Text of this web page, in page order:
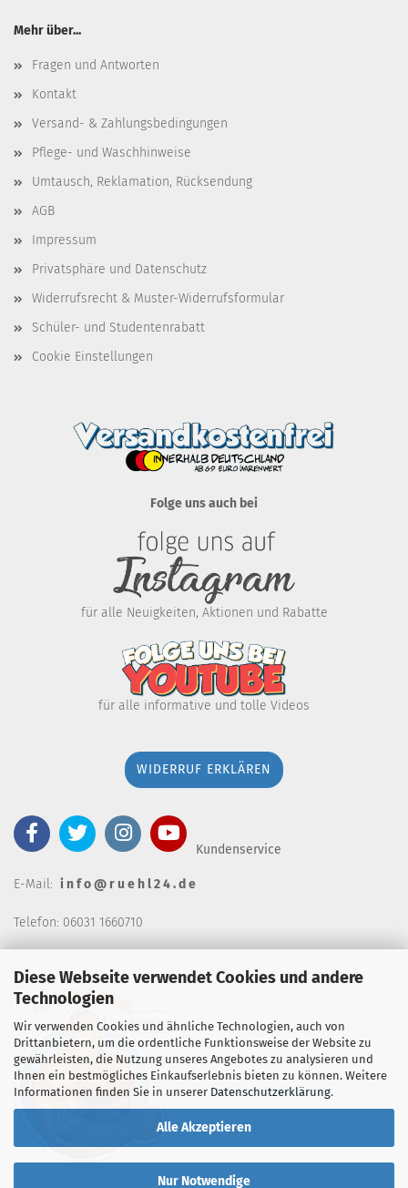
Diese Webseite verwendet Cookies und andere
Technologien
Wir verwenden Cookies und ähnliche Technologien, auch von
Drittanbietern, um die ordentliche Funktionsweise der Website zu
gewährleisten, die Nutzung unseres Angebotes zu analysieren und
Ihnen ein bestmögliches Einkaufserlebnis bieten zu können. Weitere
Informationen finden Sie in unserer Datenschutzerklärung.
Alle Akzeptieren
Nur Notwendige
Mehr über...
Fragen und Antworten
Kontakt
Versand- & Zahlungsbedingungen
Pflege- und Waschhinweise
Umtausch, Reklamation, Rücksendung
AGB
Impressum
Privatsphäre und Datenschutz
Widerrufsrecht & Muster-Widerrufsformular
Schüler- und Studentenrabatt
Cookie Einstellungen
Folge uns auch bei
für alle Neuigkeiten, Aktionen und Rabatte
für alle informative und tolle Videos
WIDERRUF ERKLÄREN
Kundenservice
E-Mail: i n f o @ r u e h l 2 4 . d e
Telefon: 06031 1660710